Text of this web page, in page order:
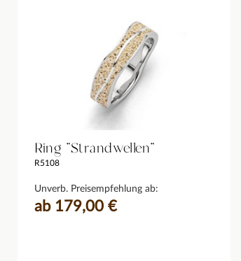
Ring "Strandwellen"
R5108
Unverb. Preisempfehlung ab:
ab 179,00 €